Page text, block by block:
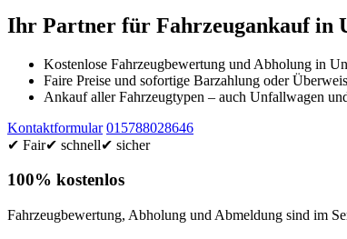
Ihr Partner für Fahrzeugankauf in
Kostenlose Fahrzeugbewertung und Abholung in
Faire Preise und sofortige Barzahlung oder
Ankauf aller Fahrzeugtypen – auch Unfallwagen
Kontaktformular 015788028646
✔ Fair✔ schnell✔ sicher
100% kostenlos
Fahrzeugbewertung, Abholung und Abmeldung sind im